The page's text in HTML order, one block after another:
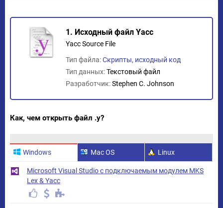
1. Исходный файл Yacc
Yacc Source File
Тип файла:Скрипты, исходный код
Тип данных:Текстовый файл
Разработчик:Stephen C. Johnson
Как, чем открыть файл .y?
Windows Mac OS Linux
Microsoft Visual Studio с подключаемым модулем MKS
Lex & Yacc